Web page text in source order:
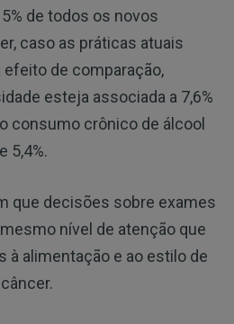
de todos os novos
caso as práticas atuais
de comparação,
esteja associada a 7,6%
consumo crônico de álcool
5,4%.
que decisões sobre exames
nível de atenção que
à alimentação e ao estilo de